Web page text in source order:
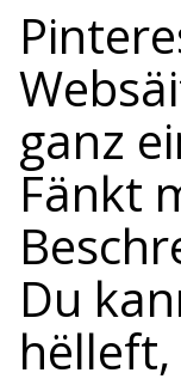
ganz
Fänkt
Du